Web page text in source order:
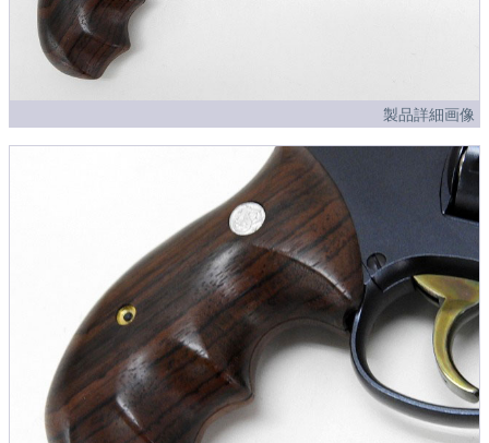
製品詳細画像